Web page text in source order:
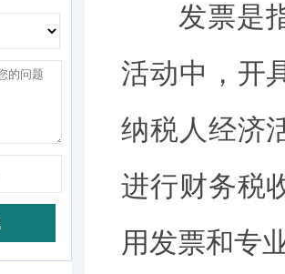
发票是指
活动中，开
纳税人经济
进行财务税
用发票和专